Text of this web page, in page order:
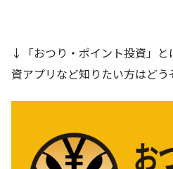
↓「おつり・ポイント投資」
資アプリなど知りたい方はどう